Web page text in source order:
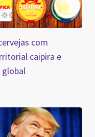
com
caipira e
global